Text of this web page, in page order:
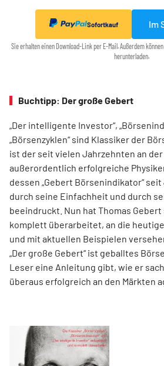
Sofortkauf Im
Sie erhalten einen Download-Link per E-Mail. Außerdem
herunterladen.
Buchtipp: Der große Gebert
„Der intelligente Investor“,
„Börsenzyklen“ sind Klassiker der
ist der seit vielen Jahrzehnten an
außerordentlich erfolgreiche
dessen „Gebert Börsenindikator“
durch seine Einfachheit und durch
beeindruckt. Nun hat Thomas
komplett überarbeitet, an die
und mit aktuellen Beispielen
„Der große Gebert“ ist geballtes
Leser eine Anleitung gibt, wie er
überaus erfolgreich an den Märkten